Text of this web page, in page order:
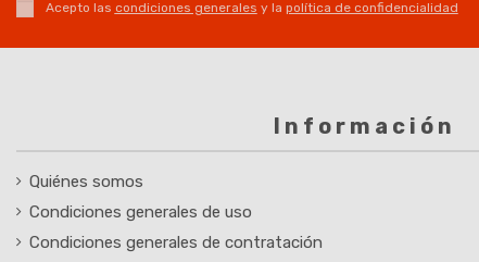
Acepto las condiciones generales y la política de confidencialidad
Información
Quiénes somos
Condiciones generales de uso
Condiciones generales de contratación